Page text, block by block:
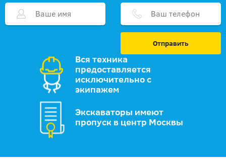
Отправить
Вся техника
предоставляется
исключительно с
экипажем
Экскаваторы имеют
пропуск в центр Москвы